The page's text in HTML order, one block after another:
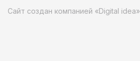
Сайт создан компанией «Digital idea»